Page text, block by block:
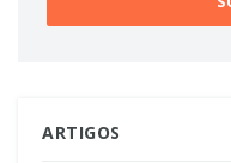
ARTIGOS